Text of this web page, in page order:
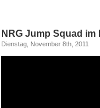
NRG Jump Squad im
Dienstag, November 8th, 2011